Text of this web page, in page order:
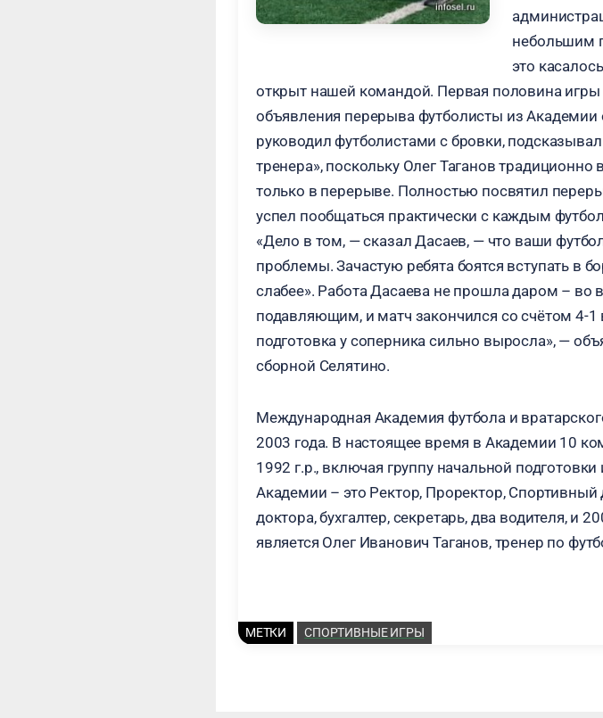
небольшим
это
открыт нашей командой. Первая половина
объявления перерыва футболисты из Академии
руководил футболистами с бровки,
тренера», поскольку Олег Таганов
только в перерыве. Полностью посвятил
успел пообщаться практически с каждым
«Дело в том, — сказал Дасаев, — что ваши
проблемы. Зачастую ребята боятся вступать в
слабее». Работа Дасаева не прошла даром – во
подавляющим, и матч закончился со счётом 4-1
подготовка у соперника сильно выросла», —
сборной Селятино.
Международная Академия футбола и
2003 года. В настоящее время в Академии 10
1992 г.р., включая группу начальной
Академии – это Ректор, Проректор, Спортивный
доктора, бухгалтер, секретарь, два водителя,
является Олег Иванович Таганов, тренер по
МЕТКИ СПОРТИВНЫЕ ИГРЫ